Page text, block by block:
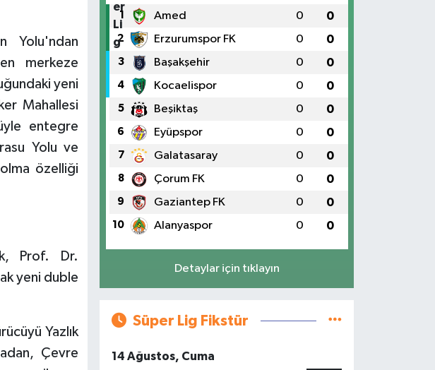
Yolu'ndan
merkeze
yeni
Mahallesi
entegre
Yolu ve
özelliği
Prof. Dr.
yeni duble
Yazlık
Çevre
1 Amed 0 0
2 Erzurumspor FK 0 0
3 Başakşehir 0 0
4 Kocaelispor 0 0
5 Beşiktaş 0 0
6 Eyüpspor 0 0
7 Galatasaray 0 0
8 Çorum FK 0 0
9 Gaziantep FK 0 0
10 Alanyaspor 0 0
Detaylar için tıklayın
Süper Lig Fikstür
14 Ağustos, Cuma